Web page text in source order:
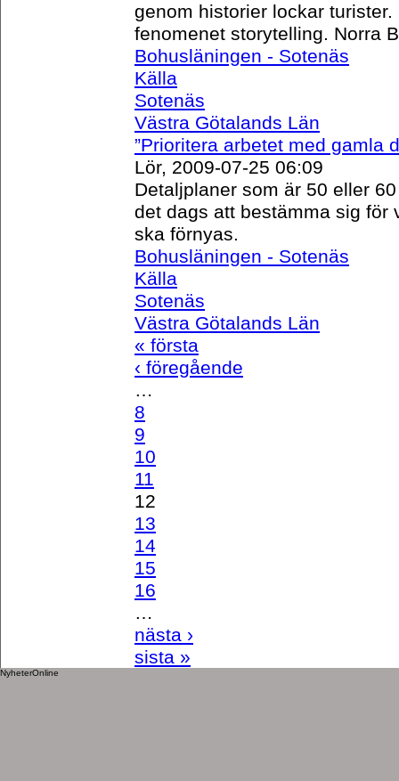
genom historier lockar
fenomenet storytelling. Norra
Bohusläningen - Sotenäs
Källa
Sotenäs
Västra Götalands Län
”Prioritera arbetet med gamla
Lör, 2009-07-25 06:09
Detaljplaner som är 50 eller
det dags att bestämma sig för
ska förnyas.
Bohusläningen - Sotenäs
Källa
Sotenäs
Västra Götalands Län
« första
‹ föregående
…
8
9
10
11
12
13
14
15
16
…
nästa ›
sista »
NyheterOnline